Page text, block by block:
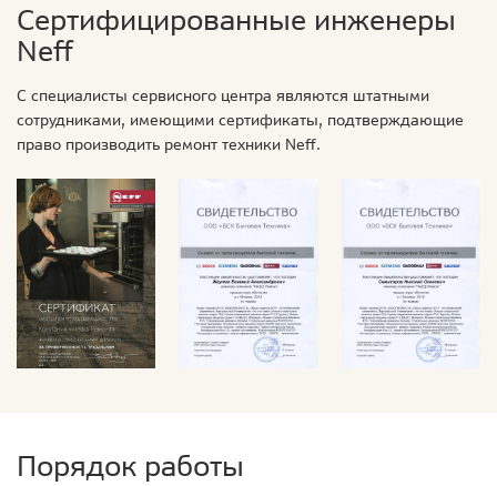
Сертифицированные инженеры
Neff
С специалисты сервисного центра являются штатными
сотрудниками, имеющими сертификаты, подтверждающие
право производить ремонт техники Neff.
Порядок работы